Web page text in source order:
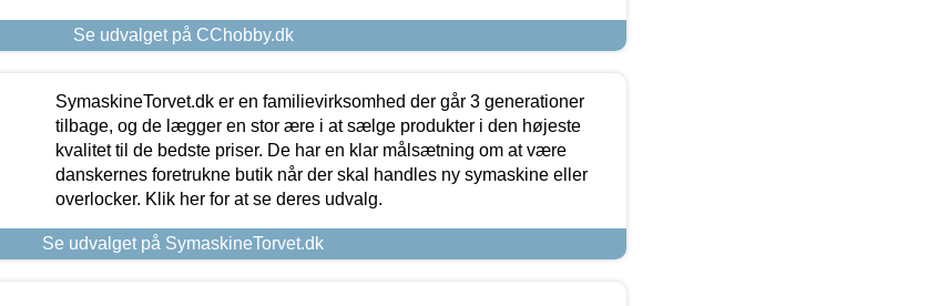
Se udvalget på CChobby.dk
SymaskineTorvet.dk er en familievirksomhed der går 3 generationer
tilbage, og de lægger en stor ære i at sælge produkter i den højeste
kvalitet til de bedste priser. De har en klar målsætning om at være
danskernes foretrukne butik når der skal handles ny symaskine eller
overlocker. Klik her for at se deres udvalg.
Se udvalget på SymaskineTorvet.dk